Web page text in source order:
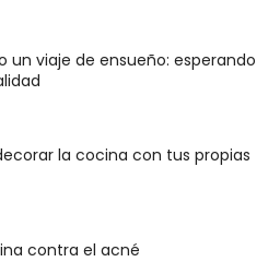
un viaje de ensueño: esperando
la cocina con tus propias
contra el acné